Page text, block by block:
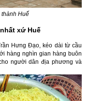
Huế
xứ Huế
Hưng Đạo, kéo dài từ cầu
hàng nghìn gian hàng buôn
người dân địa phương và